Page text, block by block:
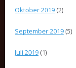
Oktober 2019 (2)
September 2019 (5)
Juli 2019 (1)